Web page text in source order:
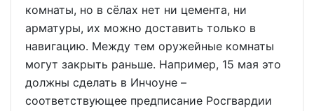
комнаты, но в сёлах нет ни цемента, ни
арматуры, их можно доставить только в
навигацию. Между тем оружейные комнаты
могут закрыть раньше. Например, 15 мая это
должны сделать в Инчоуне –
соответствующее предписание Росгвардии